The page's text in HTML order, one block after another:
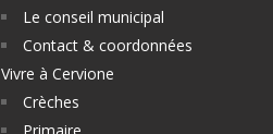
Le conseil municipal
Contact & coordonnées
Vivre à Cervione
Crèches
Primaire